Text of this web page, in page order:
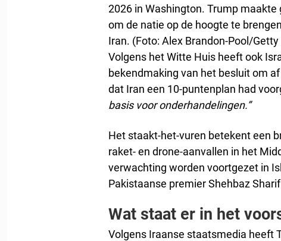
2026 in Washington. Trump
om de natie op de hoogte te
Iran. (Foto: Alex Brandon-Pool/
Volgens het Witte Huis heeft ook
bekendmaking van het besluit om
dat Iran een 10-puntenplan had
basis voor onderhandelingen.”
Het staakt-het-vuren betekent een
raket- en drone-aanvallen in het
verwachting worden voortgezet in
Pakistaanse premier Shehbaz
Wat staat er in het
Volgens Iraanse staatsmedia heeft